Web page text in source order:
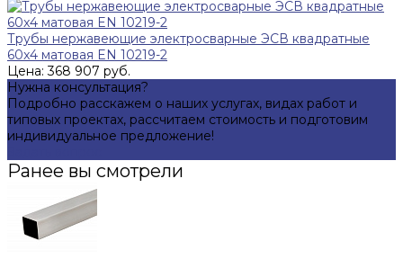
Трубы нержавеющие электросварные ЭСВ квадратные
60x4 матовая EN 10219-2
Цена: 368 907 руб.
Нужна консультация?
Подробно расскажем о наших услугах, видах работ и
типовых проектах, рассчитаем стоимость и подготовим
индивидуальное предложение!
Ранее вы смотрели